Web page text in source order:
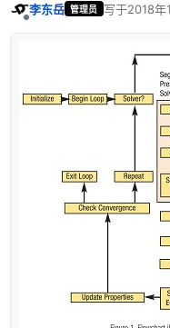
李东岳 管理员 写于2018年
最后由 李